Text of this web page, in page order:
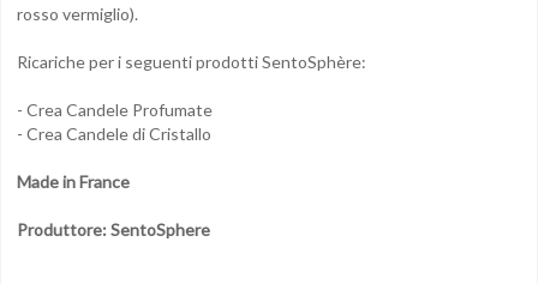
rosso vermiglio).
Ricariche per i seguenti prodotti SentoSphère:
- Crea Candele Profumate
- Crea Candele di Cristallo
Made in France
Produttore: SentoSphere